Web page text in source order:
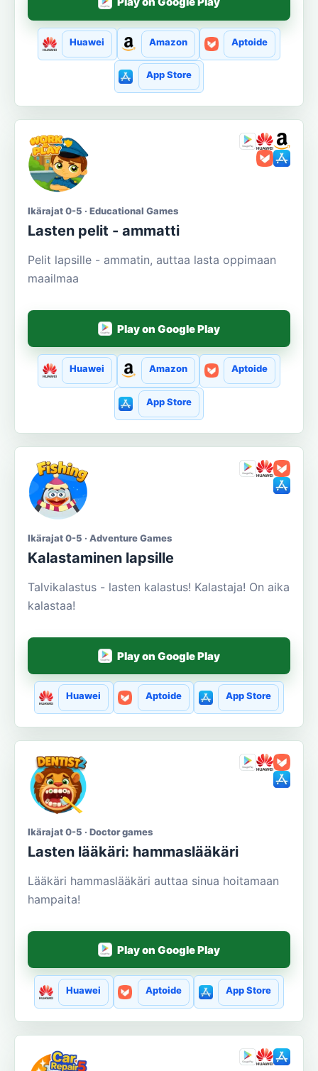
Huawei Amazon Aptoide
App Store
Ikärajat 0-5 · Educational Games
Lasten pelit - ammatti
Pelit lapsille - ammatin, auttaa lasta oppimaan
maailmaa
Play on Google Play
Huawei Amazon Aptoide
App Store
Ikärajat 0-5 · Adventure Games
Kalastaminen lapsille
Talvikalastus - lasten kalastus! Kalastaja! On aika
kalastaa!
Play on Google Play
Huawei Aptoide App Store
Ikärajat 0-5 · Doctor games
Lasten lääkäri: hammaslääkäri
Lääkäri hammaslääkäri auttaa sinua hoitamaan
hampaita!
Play on Google Play
Huawei Aptoide App Store